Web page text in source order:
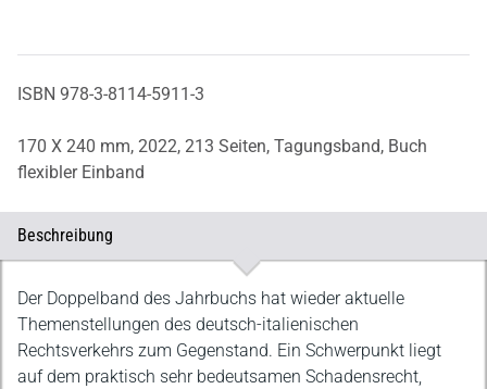
ISBN 978-3-8114-5911-3
170 X 240 mm, 2022, 213 Seiten, Tagungsband, Buch
flexibler Einband
Beschreibung
Beschreibung
Der Doppelband des Jahrbuchs hat wieder aktuelle
Themenstellungen des deutsch-italienischen
Rechtsverkehrs zum Gegenstand. Ein Schwerpunkt liegt
auf dem praktisch sehr bedeutsamen Schadensrecht,